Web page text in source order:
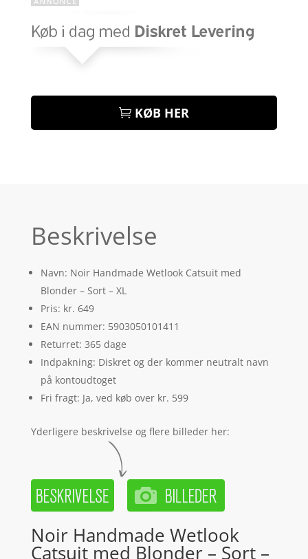
KØB HER
Beskrivelse
Navn: Noir Handmade Wetlook Catsuit med
Blonder – Sort – XL
Pris: kr. 649
EAN nummer: 5903050101411
Returret: 365 dage
Indpakning: Diskret og der kommer neutralt navn
på kontoudtoget
Fri fragt: Ja, ved køb over kr. 599
Yderligere beskrivelse og flere billeder her:
Noir Handmade Wetlook
Catsuit med Blonder – Sort –